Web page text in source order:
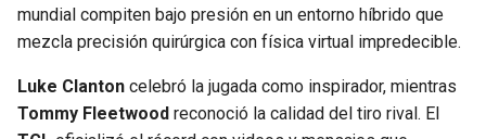
mundial compiten bajo presión en un entorno híbrido que
mezcla precisión quirúrgica con física virtual impredecible.
Luke Clanton celebró la jugada como inspirador, mientras
Tommy Fleetwood reconoció la calidad del tiro rival. El